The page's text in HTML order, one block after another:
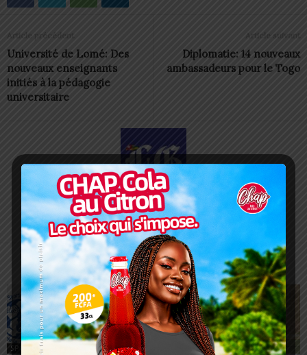
Article précédent
Université de Lomé: Des
nouveaux enseignants
initiés à la pédagogie
universitaire
Article suivant
Diplomatie: 14 nouveaux
ambassadeurs pour le Togo
Redaction
https://lomegraph.tg/
ARTICLES CONNEXES PLUS DE L'AUTEUR
SPORT
SPORT
SPORT